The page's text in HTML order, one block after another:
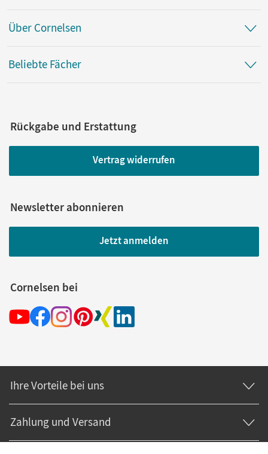
Über Cornelsen
Beliebte Fächer
Rückgabe und Erstattung
Vertrag widerrufen
Newsletter abonnieren
Jetzt anmelden
Cornelsen bei
Ihre Vorteile bei uns
Zahlung und Versand